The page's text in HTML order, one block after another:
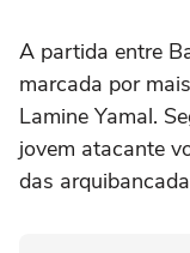
A partida entre
marcada por
Lamine Yamal.
jovem atacante
das